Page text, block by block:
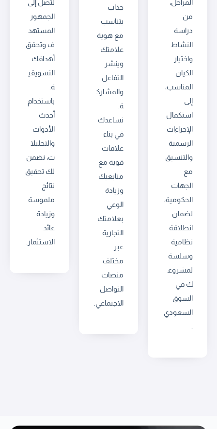
المراحل،
من
دراسة
النشاط
واختيار
الكيان
المناسب،
إلى
استكمال
الإجراءات
الرسمية
والتنسيق
مع
الجهات
الحكومية،
لضمان
انطلاقة
نظامية
وسلسة
لمشروع
ك في
السوق
السعودي
جذاب
يتناسب
مع هوية
علامتك
وينشر
التفاعل
والمشارك
ة.
نساعدك
في بناء
علاقات
قوية مع
متابعيك
وزيادة
الوعي
بعلامتك
التجارية
عبر
مختلف
منصات
التواصل
الاجتماعي.
لتصل إلى
الجمهور
المستهد
ف وتحقق
أهدافك
التسويقي
ة.
باستخدام
أحدث
الأدوات
والتحليلا
ت، نضمن
لك تحقيق
نتائج
ملموسة
وزيادة
عائد
الاستثمار.